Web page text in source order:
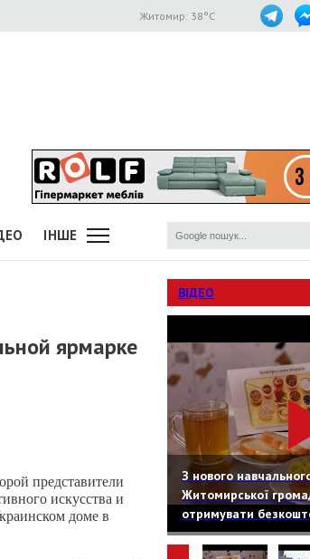
Житомир: 38°C
ІНШЕ
ярмарке
представители
искусства и
доме в
ВІДЕО
З нового
Житомирської
отримувати